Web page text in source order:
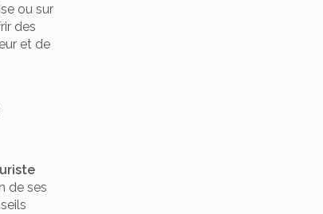
ou sur
des
et de
de ses